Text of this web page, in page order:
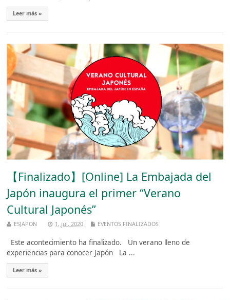
Leer más »
【Finalizado】[Online] La Embajada del
Japón inaugura el primer “Verano
Cultural Japonés”
ESJAPON 1, jul, 2020 EVENTOS FINALIZADOS
Este acontecimiento ha finalizado. Un verano lleno de
experiencias para conocer Japón La ...
Leer más »